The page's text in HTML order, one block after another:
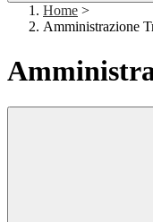
Home >
Amministrazione